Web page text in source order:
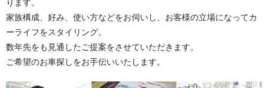
ります。
家族構成、好み、使い方などをお伺いし、お客様の立場になってカ
ーライフをスタイリング。
数年先をも見通したご提案をさせていただきます。
ご希望のお車探しをお手伝いいたします。